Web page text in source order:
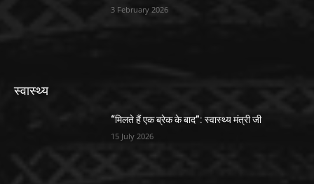
3 February 2026
स्वास्थ्य
“मिलते हैं एक ब्रेक के बाद”: स्वास्थ्य मंत्री जी
15 July 2026